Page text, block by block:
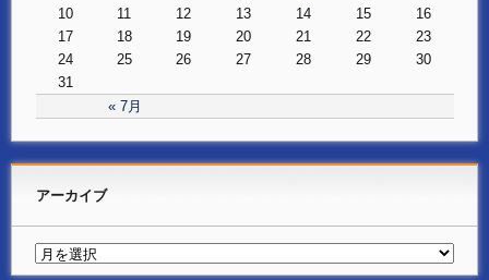
« 7月
10
11 12 13 14 15
16
17
18 19 20 21 22
23
24
25 26 27 28 29
30
31
アーカイブ